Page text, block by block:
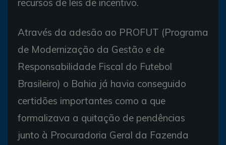
Através da adesão ao PROFUT (Programa
de Modernização da Gestão e de
Responsabilidade Fiscal do Futebol
Brasileiro) o Bahia já havia conseguido
certidões importantes como a que
formalizava a quitação de pendências
junto à Procuradoria Geral da Fazenda